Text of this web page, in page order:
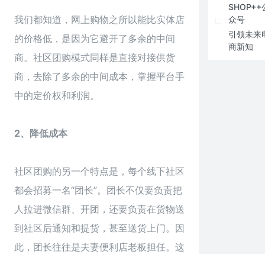
我们都知道， 网上购物之所以能比实体店
的价格低，是因为它避开了多余的中间
商。社区团购模式同样是直接对接供货
商，去除了多余的中间成本，掌握平台手
中的定价权和利润。
2、降低成本
社区团购的另一个特点是，每个线下社区
都会招募一名“团长”。团长不仅要负责把
人拉进微信群、开团，还要负责在货物送
到社区后通知和提货，甚至送货上门。因
此，团长往往是夫妻便利店老板担任。这
SHOP++
众号
引领未来
商新知